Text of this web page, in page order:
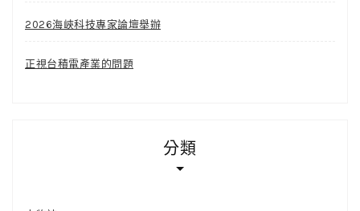
2026海峽科技專家論壇舉辦
正視台積電產業的問題
分類